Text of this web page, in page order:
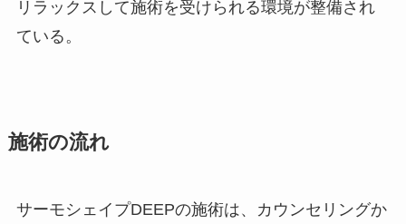
リラックスして施術を受けられる環境が整備され
ている。
施術の流れ
サーモシェイプDEEPの施術は、カウンセリングか